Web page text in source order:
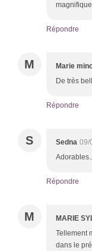
Répondre
M Marie
De très
Répondre
S Sedna 09/
Répondre
M MARIE
Tellement
dans le